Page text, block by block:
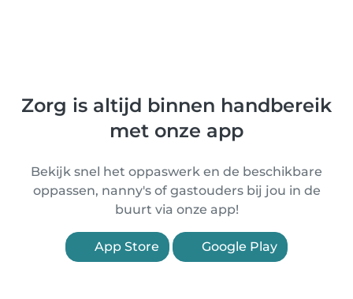
Zorg is altijd binnen handbereik
met onze app
Bekijk snel het oppaswerk en de beschikbare
oppassen, nanny's of gastouders bij jou in de
buurt via onze app!
App Store Google Play